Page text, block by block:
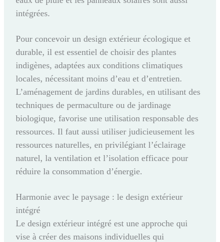
intégrées.
Pour concevoir un design extérieur écologique et
durable, il est essentiel de choisir des plantes
indigènes, adaptées aux conditions climatiques
locales, nécessitant moins d’eau et d’entretien.
L’aménagement de jardins durables, en utilisant des
techniques de permaculture ou de jardinage
biologique, favorise une utilisation responsable des
ressources. Il faut aussi utiliser judicieusement les
ressources naturelles, en privilégiant l’éclairage
naturel, la ventilation et l’isolation efficace pour
réduire la consommation d’énergie.
Harmonie avec le paysage : le design extérieur
intégré
Le design extérieur intégré est une approche qui
vise à créer des maisons individuelles qui